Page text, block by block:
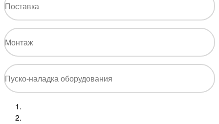
Поставка
Монтаж
Пуско-наладка оборудования